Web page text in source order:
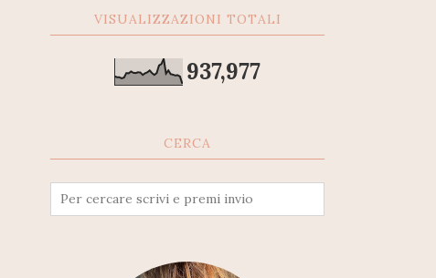
VISUALIZZAZIONI TOTALI
937,977
CERCA